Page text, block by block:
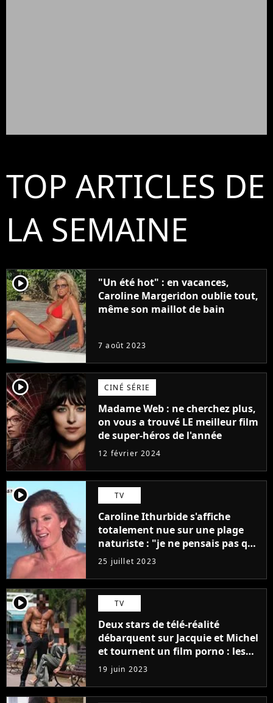
TOP ARTICLES DE
LA SEMAINE
player2
"Un été hot" : en vacances,
Caroline Margeridon oublie tout,
même son maillot de bain
7 août 2023
player2 CINÉ SÉRIE
Madame Web : ne cherchez plus,
on vous a trouvé LE meilleur film
de super-héros de l'année
12 février 2024
player2 TV
Caroline Ithurbide s'affiche
totalement nue sur une plage
naturiste : "je ne pensais pas que
j'arriverais à le faire..."
25 juillet 2023
player2 TV
Deux stars de télé-réalité
débarquent sur Jacquie et Michel
et tournent un film porno : les
premières images du tournage
(exclu)
19 juin 2023